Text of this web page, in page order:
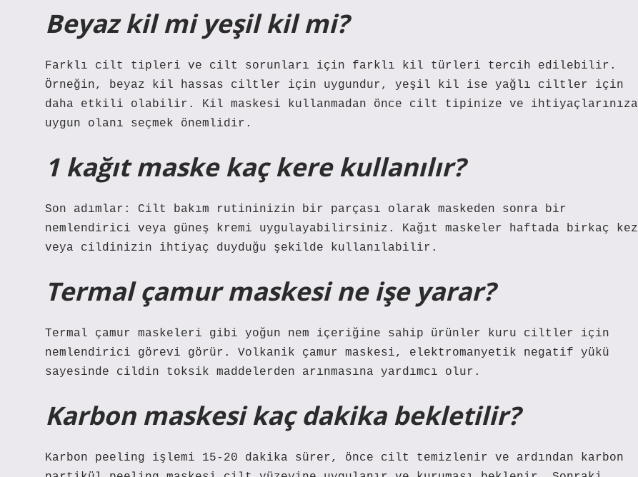
Beyaz kil mi yeşil kil mi?
Farklı cilt tipleri ve cilt sorunları için farklı kil türleri tercih edilebilir.
Örneğin, beyaz kil hassas ciltler için uygundur, yeşil kil ise yağlı ciltler için
daha etkili olabilir. Kil maskesi kullanmadan önce cilt tipinize ve ihtiyaçlarınıza
uygun olanı seçmek önemlidir.
1 kağıt maske kaç kere kullanılır?
Son adımlar: Cilt bakım rutininizin bir parçası olarak maskeden sonra bir
nemlendirici veya güneş kremi uygulayabilirsiniz. Kağıt maskeler haftada birkaç kez
veya cildinizin ihtiyaç duyduğu şekilde kullanılabilir.
Termal çamur maskesi ne işe yarar?
Termal çamur maskeleri gibi yoğun nem içeriğine sahip ürünler kuru ciltler için
nemlendirici görevi görür. Volkanik çamur maskesi, elektromanyetik negatif yükü
sayesinde cildin toksik maddelerden arınmasına yardımcı olur.
Karbon maskesi kaç dakika bekletilir?
Karbon peeling işlemi 15-20 dakika sürer, önce cilt temizlenir ve ardından karbon